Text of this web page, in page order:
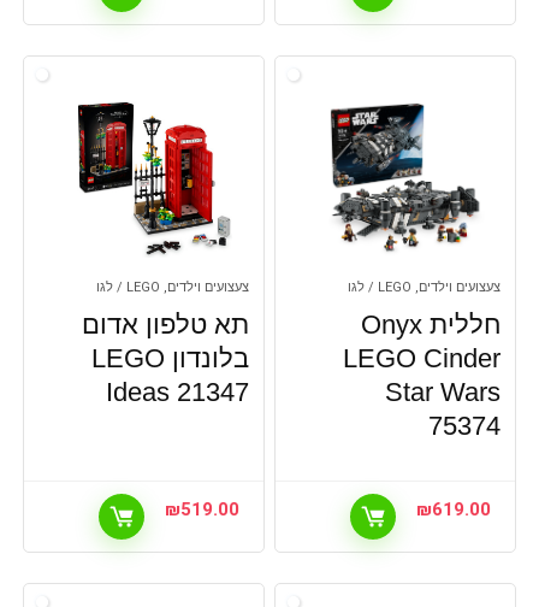
צעצועים וילדים, LEGO / לגו
חללית Onyx
Cinder ‏‎‎‎‎‎‎‎‎‏‎‎‎‎‎‎‎‎‎‎‎‏‎‎‎‎‎‎‎‎‏LEGO
Star Wars
75374
₪619.00
צעצועים וילדים, LEGO / לגו
תא טלפון אדום
בלונדון LEGO
Ideas 21347
₪519.00